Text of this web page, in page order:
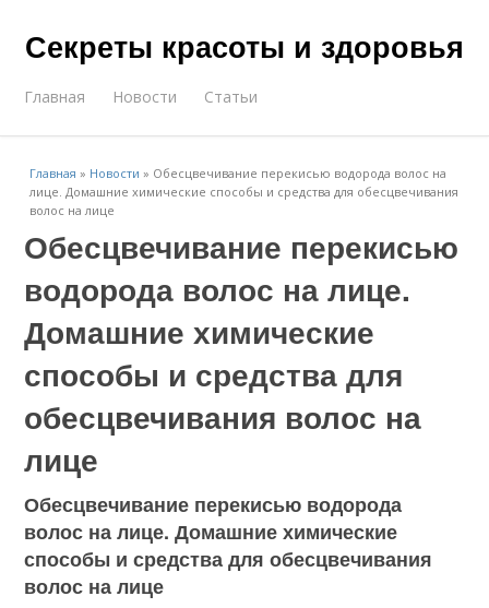
Секреты красоты и здоровья
Главная Новости Статьи
Главная » Новости » Обесцвечивание перекисью водорода волос на
лице. Домашние химические способы и средства для обесцвечивания
волос на лице
Обесцвечивание перекисью
водорода волос на лице.
Домашние химические
способы и средства для
обесцвечивания волос на
лице
Обесцвечивание перекисью водорода
волос на лице. Домашние химические
способы и средства для обесцвечивания
волос на лице